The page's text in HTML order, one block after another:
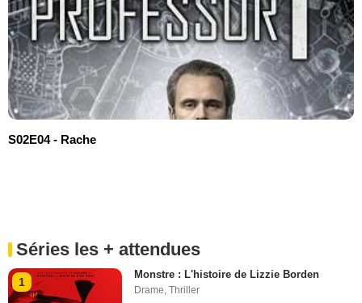
S02E04 - Rache
Séries les + attendues
1
Monstre : L'histoire de Lizzie Borden
Drame,Thriller